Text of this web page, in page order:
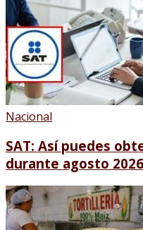
Nacional
SAT: Así puedes
durante agosto 2026